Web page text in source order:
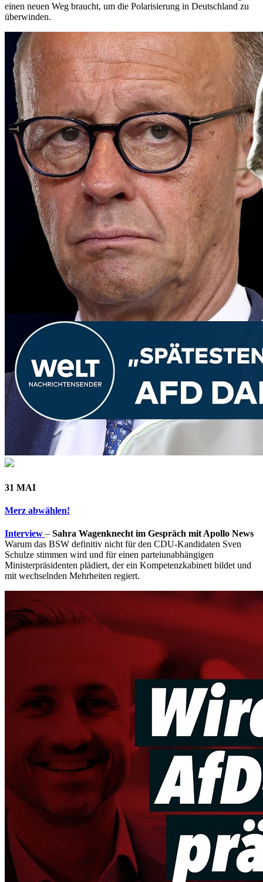
einen neuen Weg braucht, um die Polarisierung in Deutschland zu
überwinden.
31 MAI
Merz abwählen!
Interview – Sahra Wagenknecht im Gespräch mit Apollo News
Warum das BSW definitiv nicht für den CDU-Kandidaten Sven
Schulze stimmen wird und für einen parteiunabhängigen
Ministerpräsidenten plädiert, der ein Kompetenzkabinett bildet und
mit wechselnden Mehrheiten regiert.